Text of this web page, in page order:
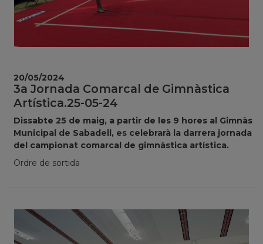
3a Jornada Comarcal de Gimnàstica
Artística.25-05-24
Dissabte 25 de maig, a partir de les 9 hores al Gimnàs
Municipal de Sabadell, es celebrarà la darrera jornada
del campionat comarcal de gimnàstica artística.
Ordre de sortida
20/05/2024